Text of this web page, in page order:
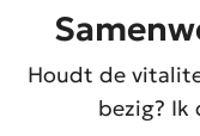
Houdt de
bezig? Ik